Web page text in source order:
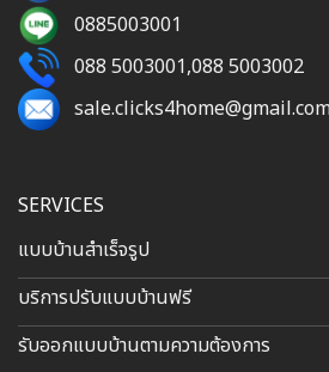
SERVICES
แบบบ้านสำเร็จรูป
บริการปรับแบบบ้านฟรี
รับออกแบบบ้านตามความต้องการ
0885003001
088 5003001,088 5003002